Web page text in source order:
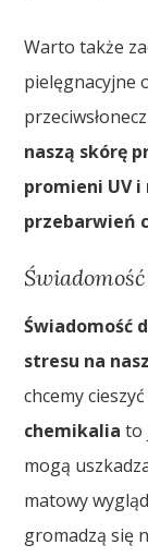
Warto także
pielęgnacyjne
naszą skórę
promieni UV
przebarwień
Świadomość
stresu na
chcemy
chemikalia to
mogą
matowy
gromadzą się